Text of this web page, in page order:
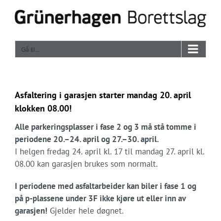
Gå til...
Asfaltering i garasjen starter mandag 20. april
klokken 08.00!
Alle parkeringsplasser i fase 2 og 3 må stå tomme i
periodene 20.–24. april og 27.–30. april.
I helgen fredag 24. april kl. 17 til mandag 27. april kl.
08.00 kan garasjen brukes som normalt.
I periodene med asfaltarbeider kan biler i fase 1 og
på p-plassene under 3F ikke kjøre ut eller inn av
garasjen! Gjelder hele døgnet.